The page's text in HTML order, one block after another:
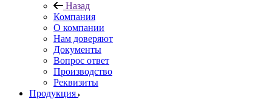
Назад
Компания
О компании
Нам доверяют
Документы
Вопрос ответ
Производство
Реквизиты
Продукция